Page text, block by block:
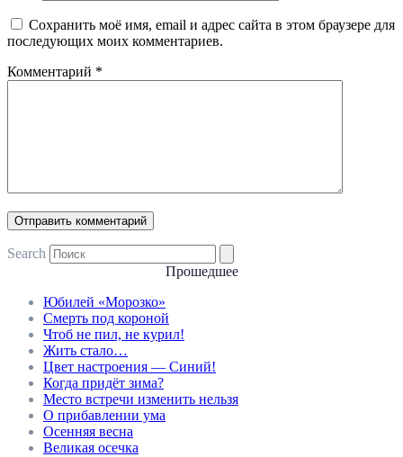
Сохранить моё имя, email и адрес сайта в этом браузере для
последующих моих комментариев.
Комментарий *
Search
Прошедшее
Юбилей «Морозко»
Смерть под короной
Чтоб не пил, не курил!
Жить стало…
Цвет настроения — Синий!
Когда придёт зима?
Место встречи изменить нельзя
О прибавлении ума
Осенняя весна
Великая осечка